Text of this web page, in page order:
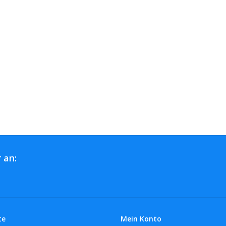
an:
Mein Konto